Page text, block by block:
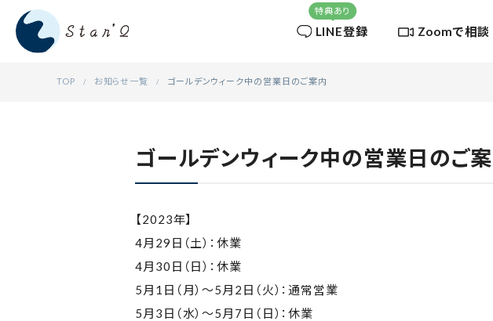
LINE登録 Zoomで相談
TOP お知らせ一覧 ゴールデンウィーク中の営業日のご案内
ゴールデンウィーク中の営業日のご
【2023年】
4月29日（土）：休業
4月30日（日）：休業
5月1日（月）～5月2日（火）：通常営業
5月3日（水）～5月7日（日）：休業